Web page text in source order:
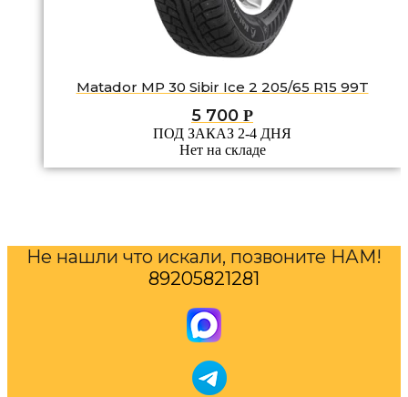
Matador MP 30 Sibir Ice 2 205/65 R15 99T
5 700 Р
ПОД ЗАКАЗ 2-4 ДНЯ
Нет на складе
Не нашли что искали, позвоните НАМ!
89205821281